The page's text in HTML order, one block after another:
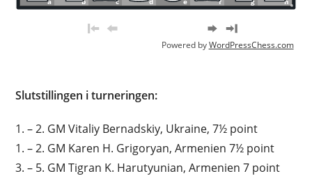
Powered byWordPressChess.com
Slutstillingen i turneringen:
1. – 2. GM Vitaliy Bernadskiy, Ukraine, 7½ point
1. – 2. GM Karen H. Grigoryan, Armenien 7½ point
3. – 5. GM Tigran K. Harutyunian, Armenien 7 point